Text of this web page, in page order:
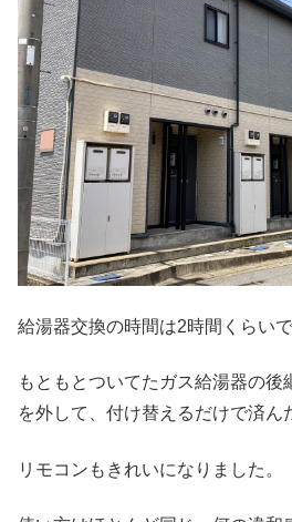
給湯器交換の時間は2時間くらいで
もともとついてたガス給湯器の後
を外して、付け替えるだけで済ん
リモコンもきれいになりました。